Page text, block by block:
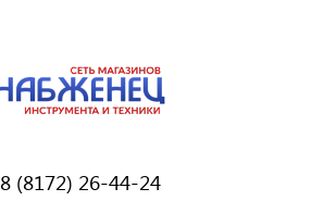
8 (8172) 26-44-24